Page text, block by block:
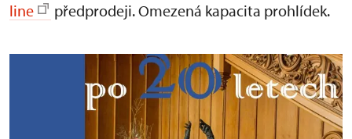
line
předprodeji. Omezená kapacita prohlídek.